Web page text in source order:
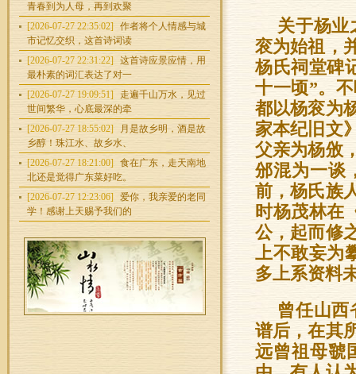
青春到为人母，再到欢聚
[2026-07-27 22:35:02]
作者将个人情感与城
市记忆交织，这首诗词读
[2026-07-27 22:31:22]
这首诗应景应情，用
最朴素的词汇表达了对一
[2026-07-27 19:09:51]
走遍千山万水，见过
世间繁华，心底最深的牵
[2026-07-27 18:55:02]
月是故乡明，酒是故
乡醇！珠江水、故乡水、
[2026-07-27 18:21:00]
食在广东，走天南地
北还是觉得广东菜好吃。
[2026-07-27 12:23:06]
爱你，我亲爱的老同
学！感谢上天赐予我们的
关于杨业
衮为始祖，
杨氏祠堂碑
十一顷”。
都以杨衮为
家本纪旧文
父亲为杨攽
邠混为一谈
前，杨氏族
时杨茂林在
公，起而修
上不敢妄为
多上系资料
曾任山西
谱后，在其
远曾祖母虢